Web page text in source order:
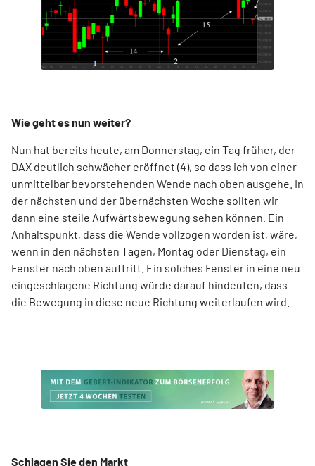
Wie geht es nun weiter?
Nun hat bereits heute, am Donnerstag, ein Tag früher, der
DAX deutlich schwächer eröffnet (4), so dass ich von einer
unmittelbar bevorstehenden Wende nach oben ausgehe. In
der nächsten und der übernächsten Woche sollten wir
dann eine steile Aufwärtsbewegung sehen können. Ein
Anhaltspunkt, dass die Wende vollzogen worden ist, wäre,
wenn in den nächsten Tagen, Montag oder Dienstag, ein
Fenster nach oben auftritt. Ein solches Fenster in eine neu
eingeschlagene Richtung würde darauf hindeuten, dass
die Bewegung in diese neue Richtung weiterlaufen wird.
Schlagen Sie den Markt